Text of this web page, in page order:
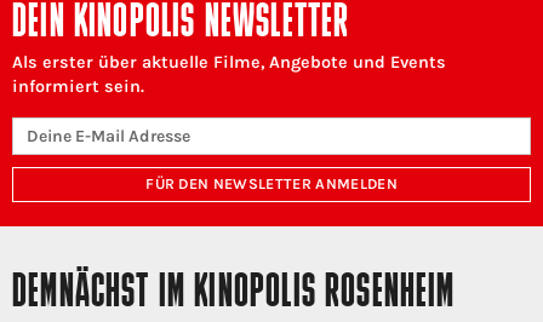
DEIN KINOPOLIS NEWSLETTER
Als erster über aktuelle Filme, Angebote und Events
informiert sein.
FÜR DEN NEWSLETTER ANMELDEN
DEMNÄCHST IM KINOPOLIS ROSENHEIM